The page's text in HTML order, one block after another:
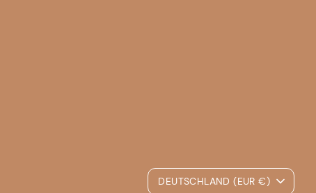
Währung
DEUTSCHLAND (EUR €)